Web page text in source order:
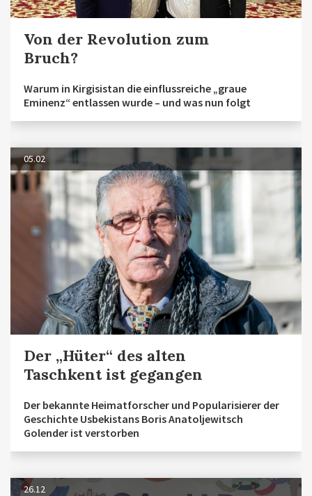
Von der Revolution zum
Bruch?
Warum in Kirgisistan die einflussreiche „graue
Eminenz“ entlassen wurde – und was nun folgt
05.02
Der „Hüter“ des alten
Taschkent ist gegangen
Der bekannte Heimatforscher und Popularisierer der
Geschichte Usbekistans Boris Anatoljewitsch
Golender ist verstorben
26.12